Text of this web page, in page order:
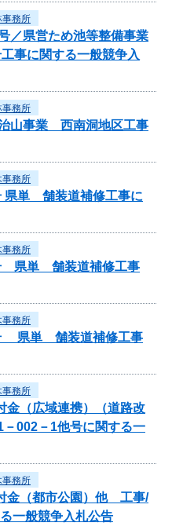
事務所
／県営ため池等整備事業
事に関する一般競争入
事務所
山事業 西南洞地区工事
事務所
県単 舗装道補修工事に
事務所
県単 舗装道補修工事
事務所
県単 舗装道補修工事
事務所
（広域連携）（道路改
002－1他号に関する一
事務所
金（都市公園）他 工事/
一般競争入札公告